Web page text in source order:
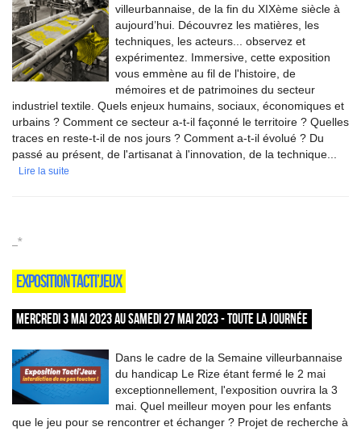
villeurbannaise, de la fin du XIXème siècle à
aujourd’hui. Découvrez les matières, les
techniques, les acteurs... observez et
expérimentez. Immersive, cette exposition
vous emmène au fil de l'histoire, de
mémoires et de patrimoines du secteur
industriel textile. Quels enjeux humains, sociaux, économiques et
urbains ? Comment ce secteur a-t-il façonné le territoire ? Quelles
traces en reste-t-il de nos jours ? Comment a-t-il évolué ? Du
passé au présent, de l'artisanat à l'innovation, de la technique...
Lire la suite
_*
EXPOSITION TACTI’JEUX
MERCREDI 3 MAI 2023 AU SAMEDI 27 MAI 2023 - TOUTE LA JOURNÉE
Dans le cadre de la Semaine villeurbannaise
du handicap Le Rize étant fermé le 2 mai
exceptionnellement, l'exposition ouvrira la 3
mai. Quel meilleur moyen pour les enfants
que le jeu pour se rencontrer et échanger ? Projet de recherche à